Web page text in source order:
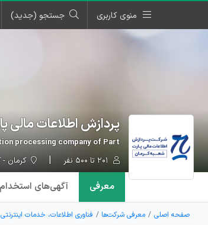
منوی کاربری جستجو (جدید)
پردازش اطلاعات مالی
processing company of Part
کرمان -
معرفی آگهی‌های استخدام
صفحه اصلی معرفی شرکت‌ها فناوری اطلاعات، خدمات اینترنتی